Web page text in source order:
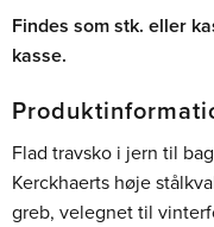
Findes som stk. eller
kasse.
Flad travsko i jern til
Kerckhaerts høje
greb, velegnet til